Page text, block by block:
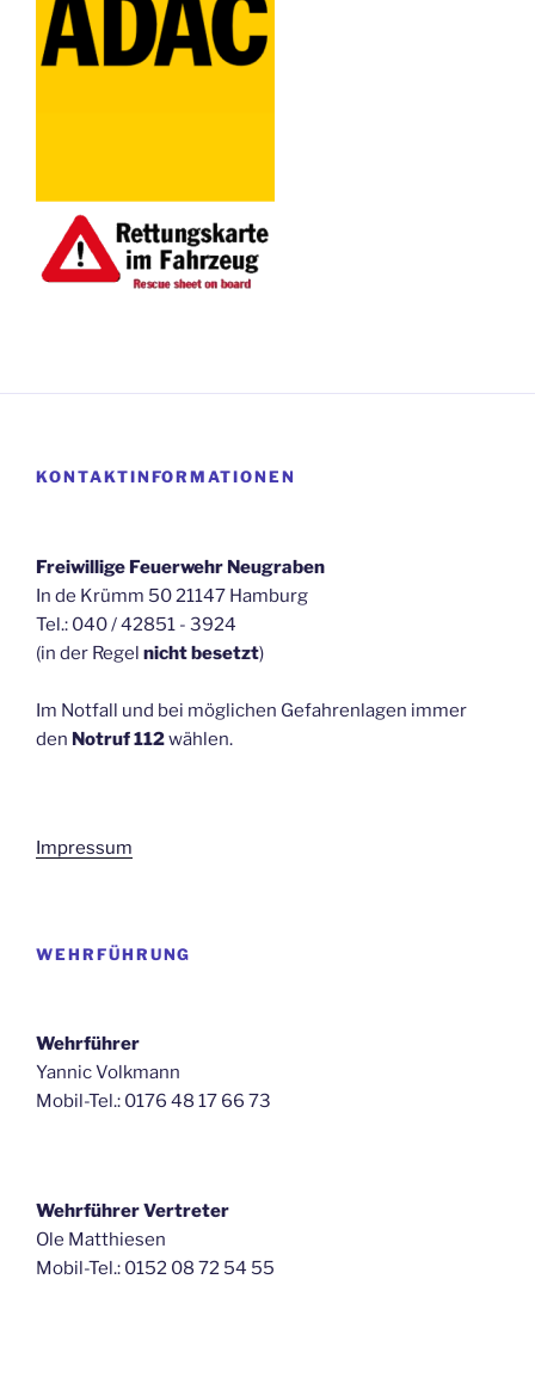
KONTAKTINFORMATIONEN
Freiwillige Feuerwehr Neugraben
In de Krümm 50 21147 Hamburg
Tel.: 040 / 42851 - 3924
(in der Regel nicht besetzt)
Im Notfall und bei möglichen Gefahrenlagen immer
den Notruf 112wählen.
Impressum
WEHRFÜHRUNG
Wehrführer
Yannic Volkmann
Mobil-Tel.: 0176 48 17 66 73
Wehrführer Vertreter
Ole Matthiesen
Mobil-Tel.: 0152 08 72 54 55